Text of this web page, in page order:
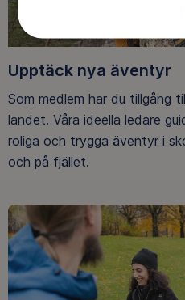
Upptäck nya äventyr
Som medlem har du tillgång
landet. Våra ideella ledare
roliga och trygga äventyr i
och på fjället.